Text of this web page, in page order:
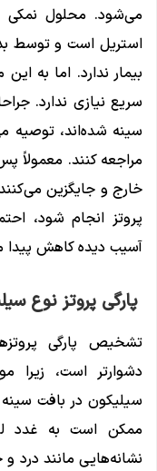
می‌شود. محلول نمکی
استریل است و توسط
بیمار ندارد. اما به
سریع نیازی ندارد.
سینه شده‌اند، توصیه
مراجعه کنند. معمولاً
خارج و جایگزین
پروتز انجام شود،
آسیب دیده کاهش پیدا
پارگی پروتز نوع
تشخیص پارگی
دشوار‌تر است، زیرا
سیلیکون در بافت
ممکن است به غدد
نشانه‌هایی مانند درد